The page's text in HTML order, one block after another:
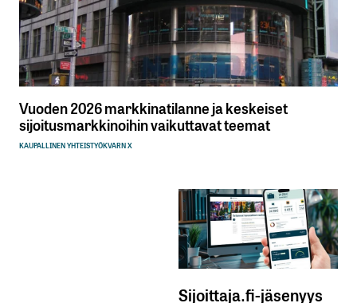
Vuoden 2026 markkinatilanne ja keskeiset
sijoitusmarkkinoihin vaikuttavat teemat
KAUPALLINEN YHTEISTYÖKVARN X
Sijoittaja.fi-jäsenyys